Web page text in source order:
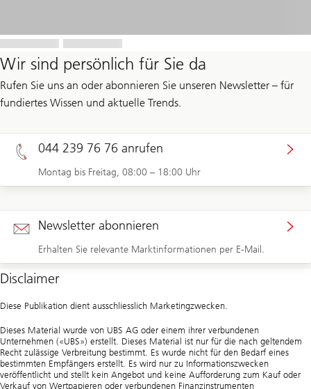
Wir sind persönlich für Sie da
Rufen Sie uns an oder abonnieren Sie unseren Newsletter – für
fundiertes Wissen und aktuelle Trends.
044 239 76 76 anrufen
Montag bis Freitag, 08:00 – 18:00 Uhr
Newsletter abonnieren
Erhalten Sie relevante Marktinformationen per E-Mail.
Disclaimer
Diese Publikation dient ausschliesslich Marketingzwecken.
Dieses Material wurde von UBS AG oder einem ihrer verbundenen
Unternehmen («UBS») erstellt. Dieses Material ist nur für die nach geltendem
Recht zulässige Verbreitung bestimmt. Es wurde nicht für den Bedarf eines
bestimmten Empfängers erstellt. Es wird nur zu Informationszwecken
veröffentlicht und stellt kein Angebot und keine Aufforderung zum Kauf oder
Verkauf von Wertpapieren oder verbundenen Finanzinstrumenten